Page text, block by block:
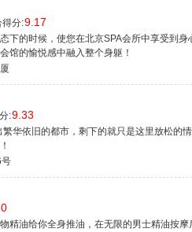
得分:9.17
下的时候，使您在北京SPA会所中享受到身
馆的愉悦感中融入整个身躯！
:9.33
华依旧的都市，剩下的就只是这里放松的
0
精油给你全身推油，在无限的男士精油按摩